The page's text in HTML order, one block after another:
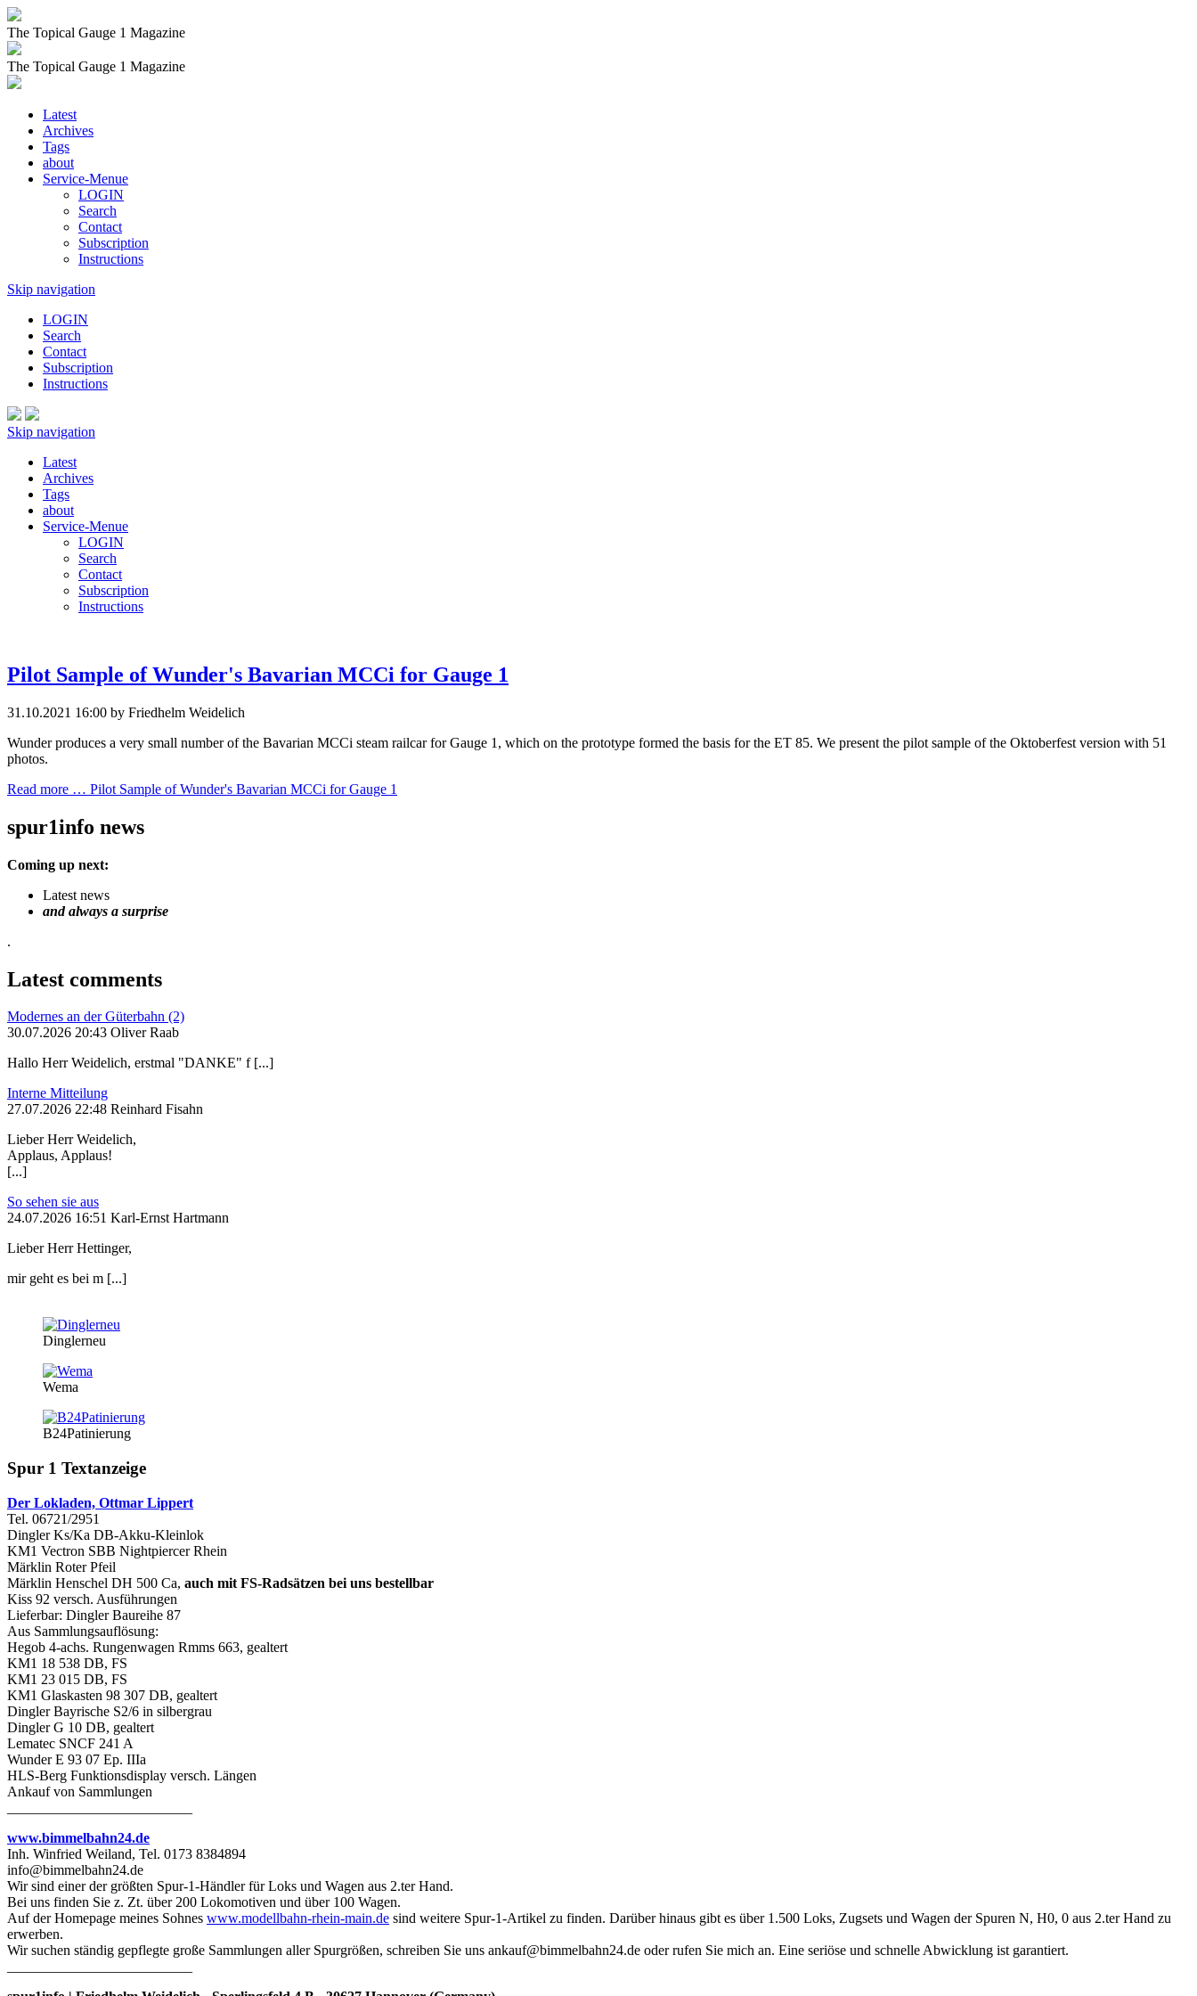
The Topical Gauge 1 Magazine
The Topical Gauge 1 Magazine
Latest
Archives
Tags
about
Service-Menue
LOGIN
Search
Contact
Subscription
Instructions
Skip navigation
LOGIN
Search
Contact
Subscription
Instructions
Skip navigation
Latest
Archives
Tags
about
Service-Menue
LOGIN
Search
Contact
Subscription
Instructions
Pilot Sample of Wunder's Bavarian MCCi for Gauge 1
31.10.2021 16:00 by Friedhelm Weidelich
Wunder produces a very small number of the Bavarian MCCi steam railcar for Gauge 1, which on the prototype formed the basis for the ET 85. We present the pilot sample of the Oktoberfest version with 51
photos.
Read more … Pilot Sample of Wunder's Bavarian MCCi for Gauge 1
spur1info news
Coming up next:
Latest news
and always a surprise
.
Latest comments
Modernes an der Güterbahn (2)
30.07.2026 20:43 Oliver Raab
Hallo Herr Weidelich, erstmal "DANKE" f [...]
Interne Mitteilung
27.07.2026 22:48 Reinhard Fisahn
Lieber Herr Weidelich,
Applaus, Applaus!
[...]
So sehen sie aus
24.07.2026 16:51 Karl-Ernst Hartmann
Lieber Herr Hettinger,
mir geht es bei m [...]
Dinglerneu
Wema
B24Patinierung
Spur 1 Textanzeige
Der Lokladen, Ottmar Lippert
Tel. 06721/2951
Dingler Ks/Ka DB-Akku-Kleinlok
KM1 Vectron SBB Nightpiercer Rhein
Märklin Roter Pfeil
Märklin Henschel DH 500 Ca, auch mit FS-Radsätzen bei uns bestellbar
Kiss 92 versch. Ausführungen
Lieferbar: Dingler Baureihe 87
Aus Sammlungsauflösung:
Hegob 4-achs. Rungenwagen Rmms 663, gealtert
KM1 18 538 DB, FS
KM1 23 015 DB, FS
KM1 Glaskasten 98 307 DB, gealtert
Dingler Bayrische S2/6 in silbergrau
Dingler G 10 DB, gealtert
Lematec SNCF 241 A
Wunder E 93 07 Ep. IIIa
HLS-Berg Funktionsdisplay versch. Längen
Ankauf von Sammlungen
www.bimmelbahn24.de
Inh. Winfried Weiland, Tel. 0173 8384894
info@bimmelbahn24.de
Wir sind einer der größten Spur-1-Händler für Loks und Wagen aus 2.ter Hand.
Bei uns finden Sie z. Zt. über 200 Lokomotiven und über 100 Wagen.
Auf der Homepage meines Sohnes www.modellbahn-rhein-main.de sind weitere Spur-1-Artikel zu finden. Darüber hinaus gibt es über 1.500 Loks, Zugsets und Wagen der Spuren N, H0, 0 aus 2.ter Hand zu
erwerben.
Wir suchen ständig gepflegte große Sammlungen aller Spurgrößen, schreiben Sie uns ankauf@bimmelbahn24.de oder rufen Sie mich an. Eine seriöse und schnelle Abwicklung ist garantiert.